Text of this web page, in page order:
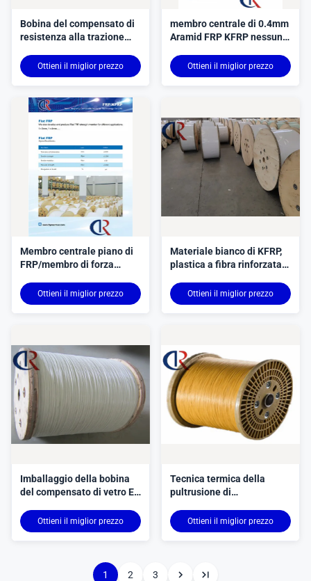
Bobina del compensato di
resistenza alla trazione
forza di Aramid FRP
Ottieni il miglior prezzo
membro centrale di 0.4mm
Aramid FRP KFRP nessuna
di tensione della crepa
dell'ufficio
Ottieni il miglior prezzo
Membro centrale piano di
FRP/membro di forza
dell'ufficio
Ottieni il miglior prezzo
Materiale bianco di KFRP,
plastica a fibra rinforzata
ottiche dell'interno
Ottieni il miglior prezzo
Imballaggio della bobina
del compensato di vetro E
plastica di rinforzo
vetroresina FRP Rod
Ottieni il miglior prezzo
Tecnica termica della
pultrusione di
metallico del materiale di
Brown KFRP
Ottieni il miglior prezzo
1 2 3